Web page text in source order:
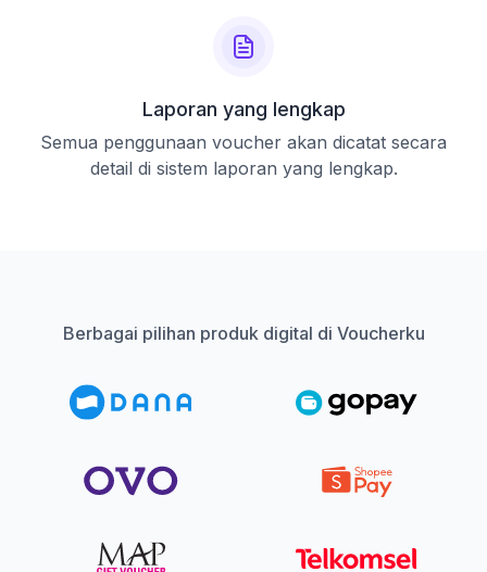
Laporan yang lengkap
Semua penggunaan voucher akan dicatat secara
detail di sistem laporan yang lengkap.
Berbagai pilihan produk digital di Voucherku